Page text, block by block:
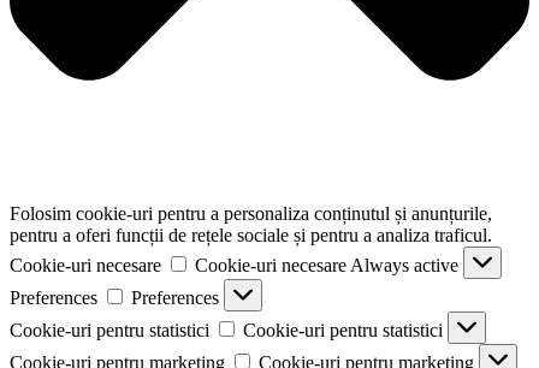
Folosim cookie-uri pentru a personaliza conținutul și anunțurile,
pentru a oferi funcții de rețele sociale și pentru a analiza traficul.
Cookie-uri necesare
Cookie-uri necesare Always active
Preferences
Preferences
Cookie-uri pentru statistici
Cookie-uri pentru statistici
Cookie-uri pentru marketing
Cookie-uri pentru marketing